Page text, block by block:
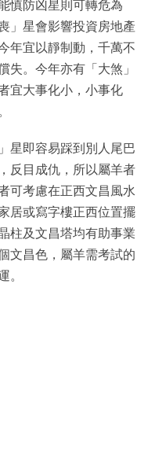
慎防凶星則可轉危為
」星會影響投資房地產
年宜以靜制動，千萬不
失。今年亦有「大煞」
宜大事化小，小事化
星即容易踩到別人尾巴
反目成仇，所以屬羊者
可考慮在正西文昌風水
居或寫字樓正西位置擺
柱及文昌塔均有助事業
文昌色，屬羊需考試的
。